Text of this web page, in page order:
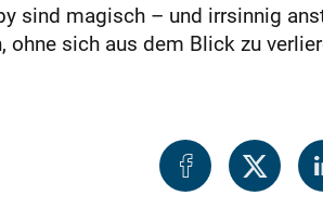
sind magisch – und irrsinnig
sich aus dem Blick zu